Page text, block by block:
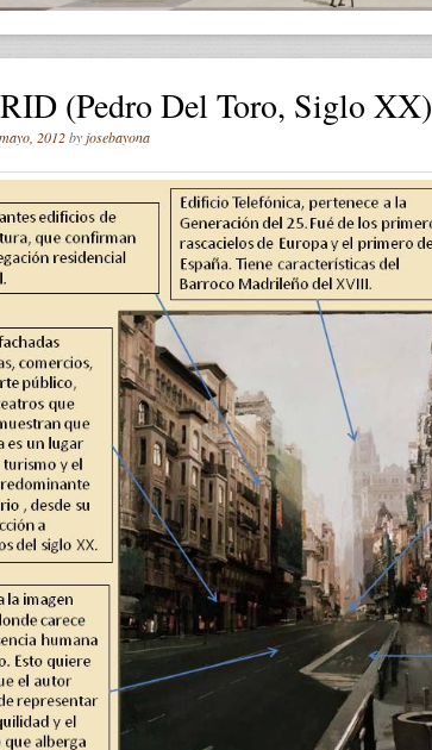
(Pedro Del Toro, Siglo XX)
2012by josebayona